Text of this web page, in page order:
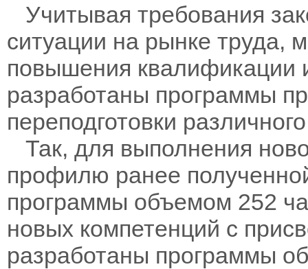
Учитывая требования
ситуации на рынке труда,
повышения квалификации
разработаны программы
переподготовки
Так, для выполнения
профилю ранее
программы объемом 252
новых компетенций с
разработаны программы